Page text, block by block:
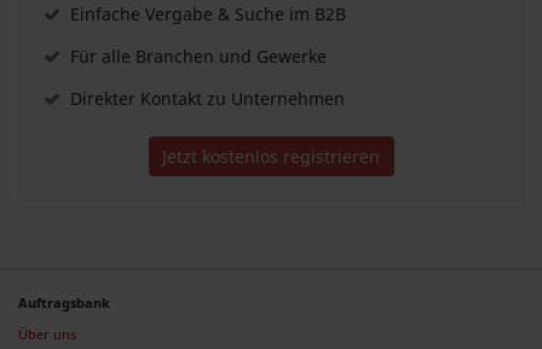
Einfache Vergabe & Suche im B2B
Für alle Branchen und Gewerke
Direkter Kontakt zu Unternehmen
Jetzt kostenlos registrieren
Auftragsbank
Über uns